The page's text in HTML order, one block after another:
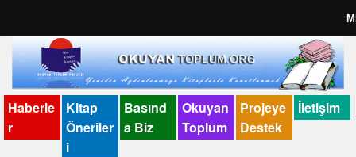
Anasayfa
İletişim
Künye
Haberle
r
Kitap
Öneriler
i
Basınd
a Biz
Okuyan
Toplum
Projeye
Destek
İletişim